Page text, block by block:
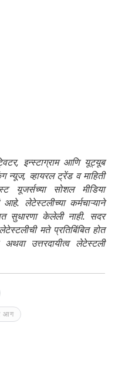
इन्स्टाग्राम आणि यूट्यूब
न्यूज, व्हायरल ट्रेंड व माहिती
यूजर्सच्या सोशल मीडिया
लेटेस्टलीच्या कर्मचाऱ्याने
सुधारणा केलेली नाही. सदर
मते प्रतिबिंबित होत
उत्तरदायीत्व लेटेस्टली
आग